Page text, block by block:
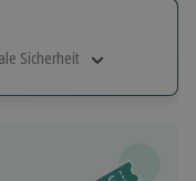
Sicherheit